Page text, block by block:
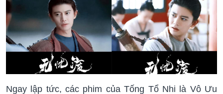
Ngay lập tức, các phim của Tống Tổ Nhi là Vô Ưu